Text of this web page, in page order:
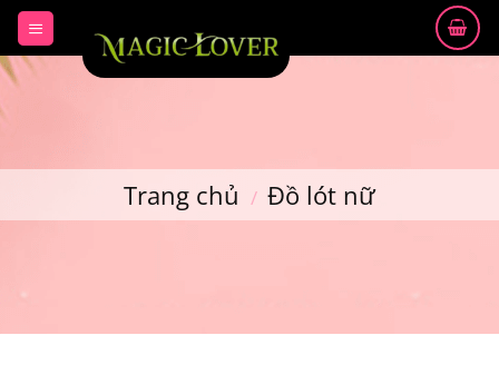
Skip
content
Trang chủ / Đồ lót nữ